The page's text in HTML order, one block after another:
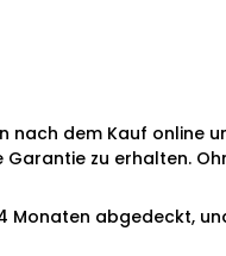
nach dem Kauf online
zu erhalten.
Monaten abgedeckt,